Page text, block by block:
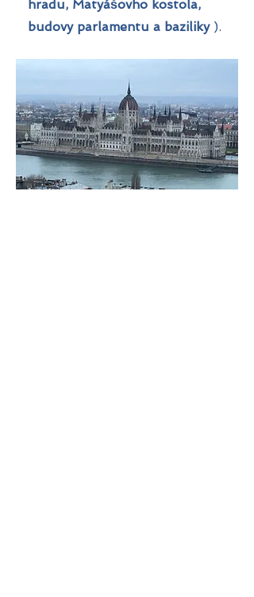
hradu, Matyášovho kostola,
budovy parlamentu a baziliky).